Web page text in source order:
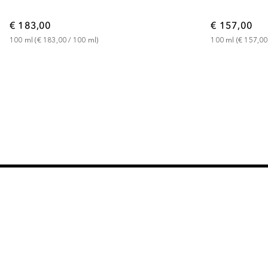
€ 183,00
100 ml (€ 183,00 / 100 ml)
€ 157,00
100 ml (€ 157,00